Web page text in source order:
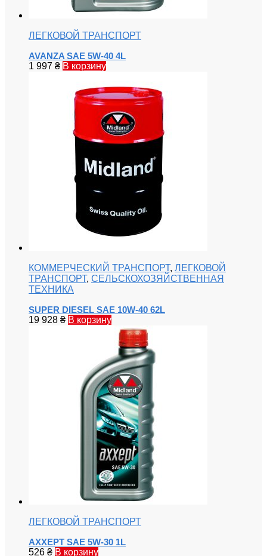
ЛЕГКОВОЙ ТРАНСПОРТ
AVANZA SAE 5W-40 4L
1 997 ₴ В корзину
КОММЕРЧЕСКИЙ ТРАНСПОРТ, ЛЕГКОВОЙ
ТРАНСПОРТ, СЕЛЬСКОХОЗЯЙСТВЕННАЯ
ТЕХНИКА
SUPER DIESEL SAE 10W-40 62L
19 928 ₴ В корзину
ЛЕГКОВОЙ ТРАНСПОРТ
AXXEPT SAE 5W-30 1L
526 ₴ В корзину